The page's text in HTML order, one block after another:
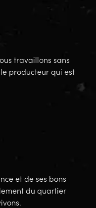
travaillons sans
producteur qui est
et de ses bons
du quartier